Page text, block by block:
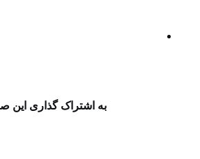
حملات هوایی و پهپادی رژیم
به اشتراک گذاری این